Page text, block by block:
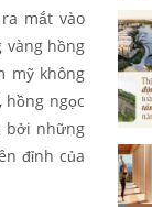
mắt vào
vàng hồng
mỹ không
hồng ngọc
bởi những
đỉnh của